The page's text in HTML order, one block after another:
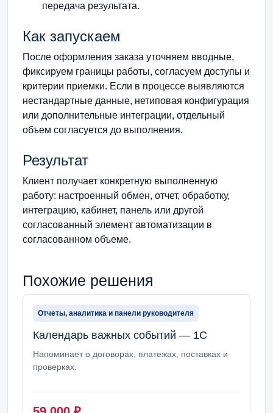
передача результата.
Как запускаем
После оформления заказа уточняем вводные,
фиксируем границы работы, согласуем доступы и
критерии приемки. Если в процессе выявляются
нестандартные данные, нетиповая конфигурация
или дополнительные интеграции, отдельный
объем согласуется до выполнения.
Результат
Клиент получает конкретную выполненную
работу: настроенный обмен, отчет, обработку,
интеграцию, кабинет, панель или другой
согласованный элемент автоматизации в
согласованном объеме.
Похожие решения
Отчеты, аналитика и панели руководителя
Календарь важных событий — 1С
Напоминает о договорах, платежах, поставках и
проверках.